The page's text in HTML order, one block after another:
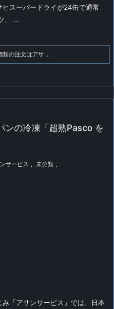
スーパードライが24缶で通常
、 ...
類の注文はアサ ...
ンの冷凍「超熟Pasco を
サービス , 未分類 ,
「アサンサービス」では、日本